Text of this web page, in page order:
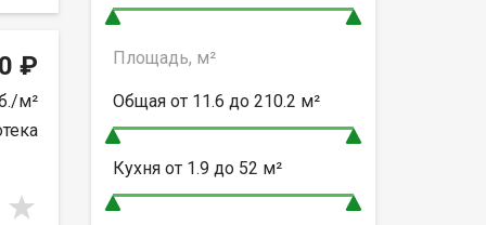
₽
м²
Площадь, м²
Общая от 11.6 до 210.2 м²
Кухня от 1.9 до 52 м²